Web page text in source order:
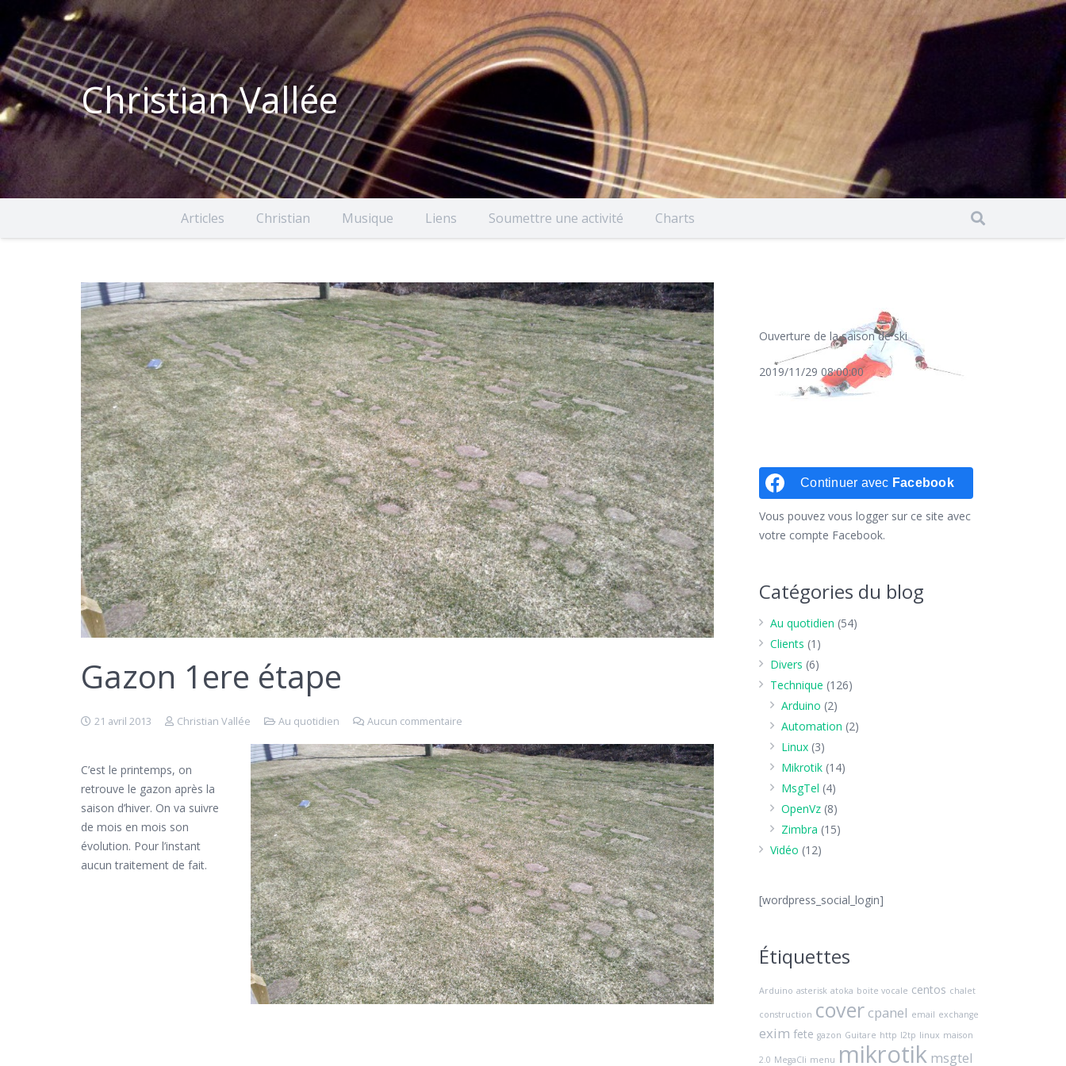
Christian Vallée
Articles Christian Musique Liens Soumettre une activité Charts
Gazon 1ere étape
21 avril 2013 Christian Vallée Au quotidien Aucun commentaire
C’est le printemps, on
retrouve le gazon après la
saison d’hiver. On va suivre
de mois en mois son
évolution. Pour l’instant
aucun traitement de fait.
Ouverture de la saison de ski
2019/11/29 08:00:00
Continuer avec Facebook
Vous pouvez vous logger sur ce site avec
votre compte Facebook.
Catégories du blog
Au quotidien (54)
Clients (1)
Divers (6)
Technique (126)
Arduino (2)
Automation (2)
Linux (3)
Mikrotik (14)
MsgTel (4)
OpenVz (8)
Zimbra (15)
Vidéo (12)
[wordpress_social_login]
Étiquettes
Arduino asterisk atoka boite vocale centos chalet
construction cover cpanel email exchange
exim fete gazon Guitare http l2tp linux maison
2.0 MegaCli menu mikrotik msgtel